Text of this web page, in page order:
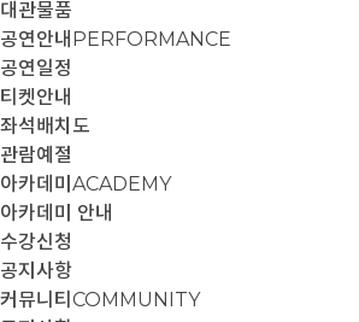
대관물품
공연안내 PERFORMANCE
공연일정
티켓안내
좌석배치도
관람예절
아카데미 ACADEMY
아카데미 안내
수강신청
공지사항
커뮤니티 COMMUNITY